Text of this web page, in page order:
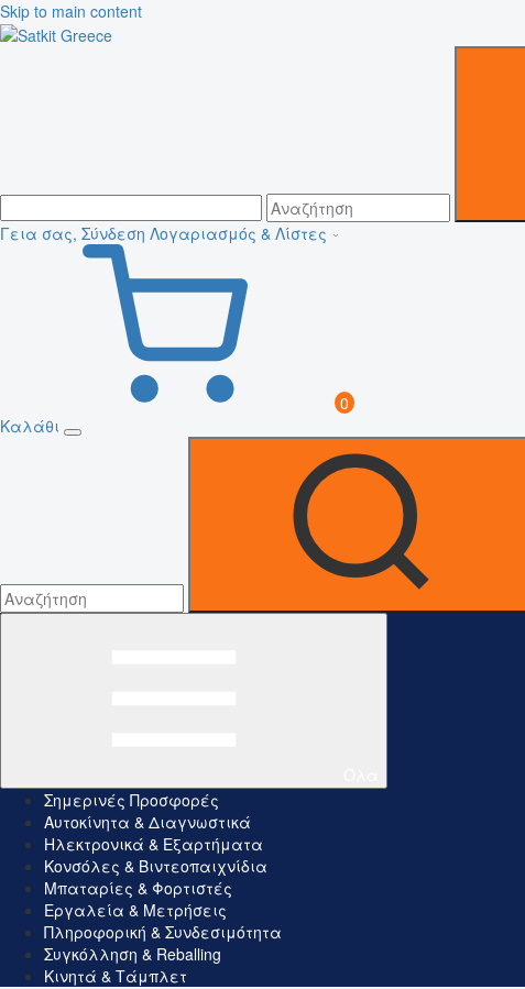
Skip to main content
Γεια σας, Σύνδεση Λογαριασμός & Λίστες
0
Καλάθι
Σημερινές Προσφορές
Αυτοκίνητα & Διαγνωστικά
Ηλεκτρονικά & Εξαρτήματα
Κονσόλες & Βιντεοπαιχνίδια
Μπαταρίες & Φορτιστές
Εργαλεία & Μετρήσεις
Πληροφορική & Συνδεσιμότητα
Συγκόλληση & Reballing
Κινητά & Τάμπλετ